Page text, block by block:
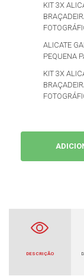
KIT 3X
ALICATE
PEQUENA
KIT 3X
DESCRIÇÃO